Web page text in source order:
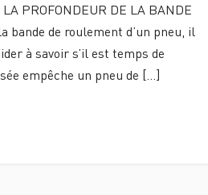
PROFONDEUR DE LA BANDE
bande de roulement d’un pneu, il
à savoir s’il est temps de
empêche un pneu de […]